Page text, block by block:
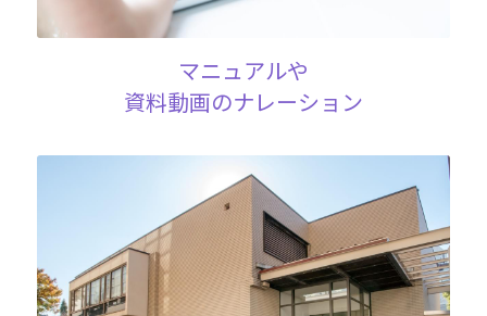
マニュアルや
資料動画のナレーション